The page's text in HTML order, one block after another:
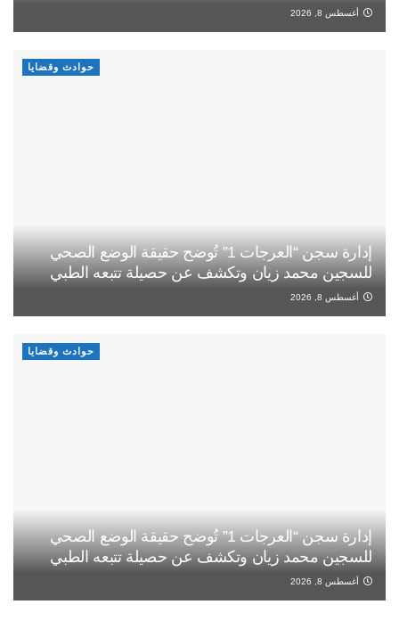
أغسطس 8, 2026
حوادث وقضايا
إدارة سجن “العرجات 1” تُوضح حقيقة الوضع الصحي
للسجين محمد زيان وتكشف عن حصيلة تتبعه الطبي
أغسطس 8, 2026
حوادث وقضايا
إدارة سجن “العرجات 1” تُوضح حقيقة الوضع الصحي
للسجين محمد زيان وتكشف عن حصيلة تتبعه الطبي
أغسطس 8, 2026